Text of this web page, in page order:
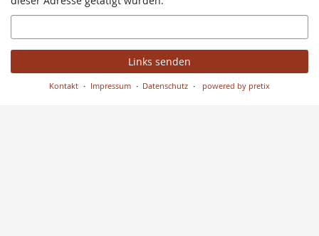
E-
Mail
Links senden
Kontakt Impressum Datenschutz powered by pretix